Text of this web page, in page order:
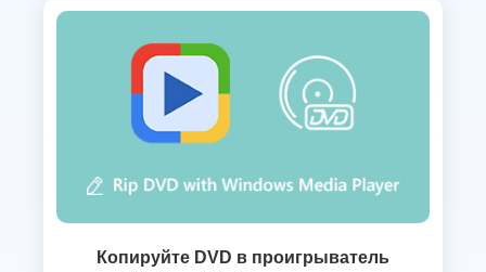
Копируйте DVD в проигрыватель